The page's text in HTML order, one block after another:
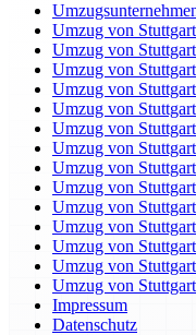
Umzug von
Umzug von
Umzug von
Umzug von
Umzug von
Umzug von
Umzug von
Umzug von
Umzug von
Umzug von
Umzug von
Umzug von
Umzug von
Umzug von
Impressum
Datenschutz